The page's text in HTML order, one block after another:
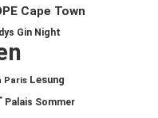
Cape Town
Gin Night
Paris Lesung
Palais Sommer